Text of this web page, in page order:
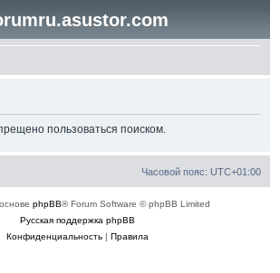
пользоваться поиском.
Часовой пояс: UTC+01:00
phpBB® Forum Software © phpBB Limited
Русская поддержка phpBB
Конфиденциальность| Правила